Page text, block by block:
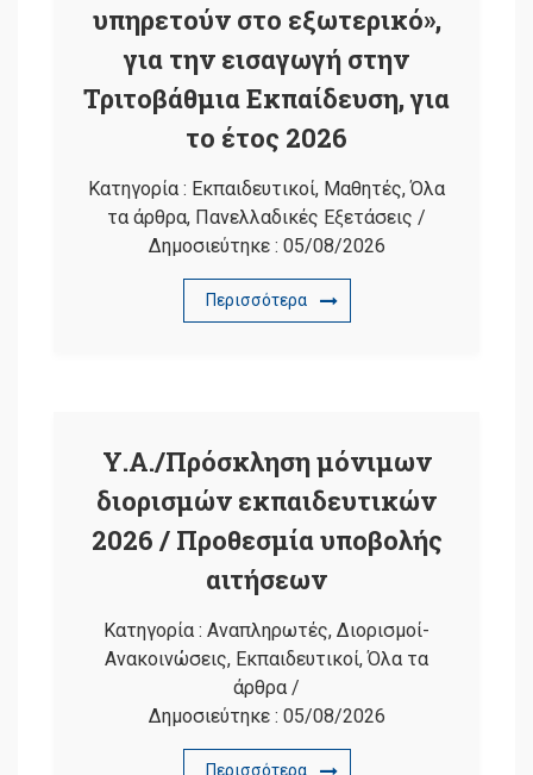
υπηρετούν στο εξωτερικό»,
για την εισαγωγή στην
Τριτοβάθμια Εκπαίδευση, για
το έτος 2026
Κατηγορία : Εκπαιδευτικοί, Μαθητές,Όλα
τα άρθρα, Πανελλαδικές Εξετάσεις /
Δημοσιεύτηκε : 05/08/2026
Περισσότερα
Υ.Α./Πρόσκληση μόνιμων
διορισμών εκπαιδευτικών
2026 / Προθεσμία υποβολής
αιτήσεων
Κατηγορία : Αναπληρωτές, Διορισμοί-
Ανακοινώσεις, Εκπαιδευτικοί,Όλα τα
άρθρα /
Δημοσιεύτηκε : 05/08/2026
Περισσότερα